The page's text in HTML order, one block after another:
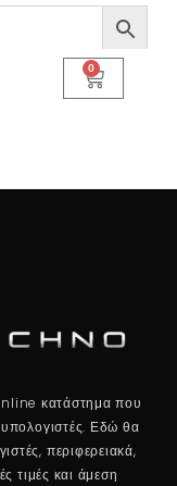
0
Cart
κατάστημα που
υπολογιστές. Εδώ θα
περιφερειακά,
τιμές και άμεση